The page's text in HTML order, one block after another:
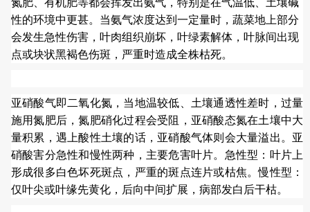
氮肥、有机肥等都会挥发出氨气，特别是在气温低、土壤碱
性的环境中更甚。当氨气浓度达到一定量时，蔬菜地上部分
会发生急性伤害，叶肉组织崩坏，叶绿素解体，叶脉间出现
点或块状黑褐色伤斑，严重时造成全株枯死。
亚硝酸气即二氧化氮，当地温较低、土壤通透性差时，过量
施用氮肥后，氮肥硝化过程会受阻，亚硝酸态氮在土壤中大
量积累，遇上酸性土壤的话，亚硝酸气体则会大量溢出。亚
硝酸害分急性和慢性两种，主要危害叶片。急性型：叶片上
形成很多白色坏死斑点，严重的斑点连片或枯焦。慢性型：
仅叶尖或叶缘先黄化，后向中间扩展，病部发白后干枯。